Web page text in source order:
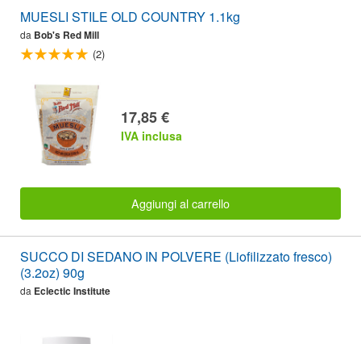
MUESLI STILE OLD COUNTRY 1.1kg
da Bob's Red Mill
(2)
17,85 €
IVA inclusa
Aggiungi al carrello
SUCCO DI SEDANO IN POLVERE (Liofilizzato fresco)
(3.2oz) 90g
da Eclectic Institute